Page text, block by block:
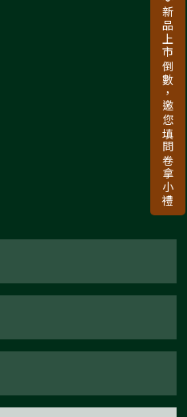
新品上市倒數，邀您填問卷拿小禮